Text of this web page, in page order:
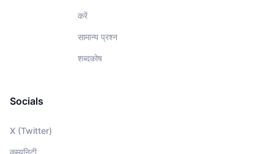
करें
सामान्य प्रश्न
शब्दकोष
Socials
X (Twitter)
कम्युनिटी